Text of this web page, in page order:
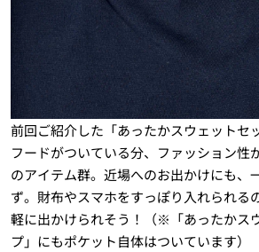
前回ご紹介した「あったかスウェットセ
フードがついている分、ファッション性
のアイテム群。近場へのお出かけにも、
ず。財布やスマホをすっぽり入れられる
軽に出かけられそう！（※「あったかス
プ」にもポケット自体はついています）